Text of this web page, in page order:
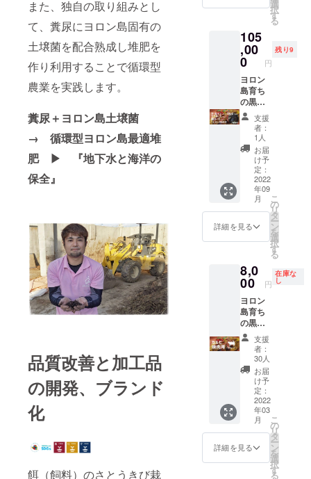
また、独自の取り組みとし
て、糞尿にヨロン島固有の
土壌菌を配合熟成し堆肥を
作り利用することで循環型
農業を実践します。
糞尿＋ヨロン島土壌菌
→ 循環型ヨロン島最適堆
肥 ▶ 『地下水と海洋の
保全』
品質改善と加工品
の開発、ブランド
化
餌（飼料）のさとうきび栽
法：-18
で保存
してく
ださ
い。 ※
精肉は
手切り
のため
重量に
多少の
違いが
ありま
す。 ※
クール
宅急便
（冷
凍）で
りま
す。 賞
は到着
後30日
以上ご
ざいま
す。 解
凍、開
封後な
るべく
お早め
にお召
し上が
りくだ
さい。
で保存
い。 ・
名称：
ヨロン
毛和牛
［サー
ロイ
ン］ ・
原材料
名：牛
肉 ・原
料原産
地：鹿
児島県
・内容
量：
保存方
法：-18
してく
ださ
い。 ※
精肉は
手切り
のため
重量に
多少の
違いが
ありま
す。 ※
クール
宅急便
（冷
けとな
りま
れた肉
ウェッ
トエイ
ジング
より仕
上がっ
た脂質
が
ジュー
シーさ
を醸し
ます。
・名
称：ヨ
ロン島
産黒毛
［サー
ロイ
名：牛
肉 ・原
地：鹿
児島県
・内容
量：
230g ・
保存方
法：-18
℃以下
で保存
してく
ださ
い。 ※
手切り
のため
一緒に
事業を
盛り上
げて頂
ければ
嬉しい
です！
《サー
ロイ
ン》 言
わずと
知れた
牛肉の
王様。
柔らか
く肉質
のキメ
細かい
れ出す
凝縮さ
の旨味
と、
ウェッ
トエイ
ジング
熟成に
より仕
上がっ
た脂質
ジュー
シーさ
ます。
《リブ
230g ×
2 ※9月
にお届
けしま
す。
【オン
ライン
活動報
告】
【お礼
の手
紙】
《オン
ライン
活動報
告》 ヨ
ロンア
イラン
をオン
ライン
にて報
告しま
す。 詳
しい日
程につ
いて
は、募
集終了
後にご
連絡致
しま
す。 ご
一緒に
事業を
盛り上
ルビ焼
肉
（600g
）】
150g ×
4
【サー
ロイン
ステー
キ用精
（920g
）】
230g ×
4 【リ
ブロー
スス
テーキ
用精肉
（920g
）】
4 ※9月
にお届
けしま
す。
【オン
ライン
活動報
告】
【お礼
の手
紙】
《オン
ライン
活動報
告》 ヨ
ロンア
イラン
選
択
す
る
105
,00
0 円
残り9
ヨロン
島育ち
の黒毛
和牛 ＜
スペ
シャル
セット
＞ 【肩
ロース
焼肉用
精肉
（900g
）】
150g ×
6 【カ
ルビ焼
肉
（900g
）】
150g ×
6
【サー
ロイン
ステー
キ用精
肉
（1380
g）】
230g ×
6 【リ
ブロー
スス
テーキ
支援
者：
1人
お届
け予
定：
2022
年09
月
詳細を見る
こ
の
リ
タ
ー
ン
を
選
択
す
る
8,0
00 円
在庫な
し
ヨロン
島育ち
の黒毛
和牛
【カル
ビ焼肉
用精肉
（400g
）】
200g ×
2 【お
礼の手
紙】
《カル
ビ》 焼
肉人気
支援
者：
30人
お届
け予
定：
2022
年03
月
詳細を見る
こ
の
リ
タ
ー
ン
を
選
択
す
る